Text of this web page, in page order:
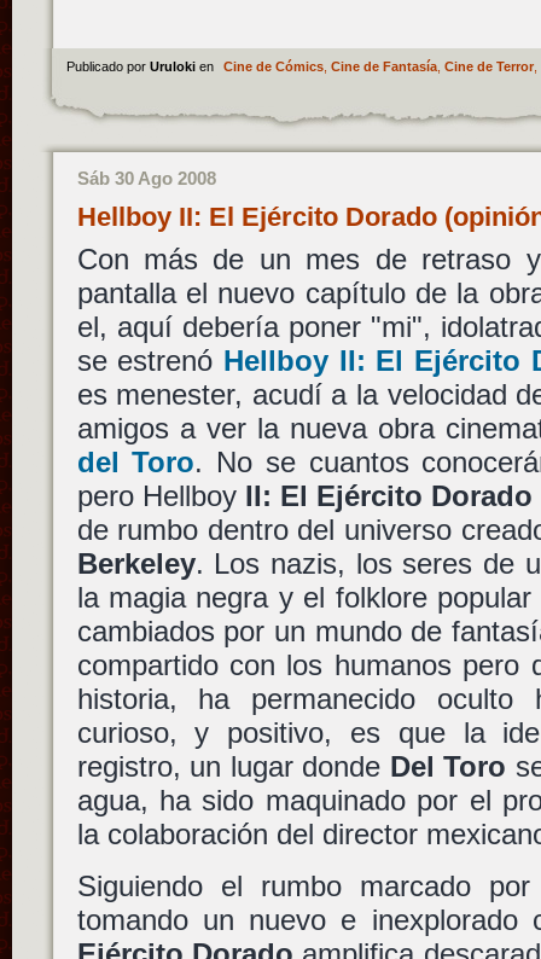
Publicado por Uruloki en Cine de Cómics, Cine de Fantasía, Cine de Terror,
Sáb 30 Ago 2008
Hellboy II: El Ejército Dorado
Con más de un mes de retraso
pantalla el nuevo capítulo de la
el, aquí debería poner "mi",
se estrenó Hellboy II: El Ejército
es menester, acudí a la velocidad
amigos a ver la nueva obra
del Toro. No se cuantos
pero HellboyII: El Ejército Dorado
de rumbo dentro del universo
Berkeley. Los nazis, los seres de
la magia negra y el folklore
cambiados por un mundo de
compartido con los humanos pero
historia, ha permanecido
curioso, y positivo, es que la
registro, un lugar donde Del Toro
agua, ha sido maquinado por el
la colaboración del director
Siguiendo el rumbo marcado
tomando un nuevo e inexplorado